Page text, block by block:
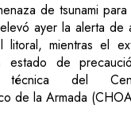
de tsunami
ayer la alerta de
litoral, mientras el
estado de
técnica del
de la Armada